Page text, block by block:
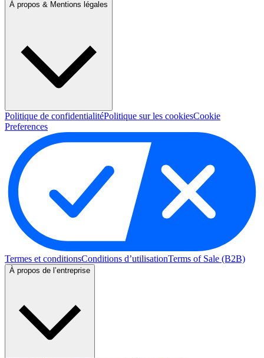
À propos & Mentions légales
Politique de confidentialitéPolitique sur les cookiesCookie
Preferences
Termes et conditionsConditions d’utilisationTerms of Sale (B2B)
À propos de l’entreprise